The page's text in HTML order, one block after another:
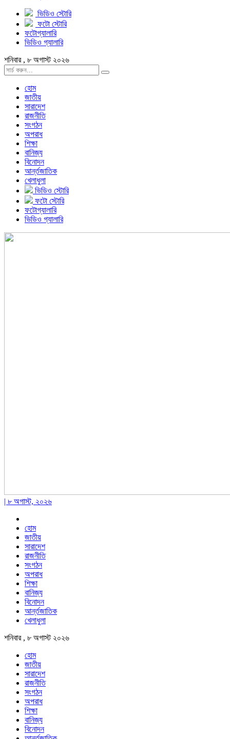
ভিডিও স্টোরি
ফটো স্টোরি
ফটোগ্যালারি
ভিডিও গ্যালারি
শনিবার , ৮ অগাস্ট ২০২৬
হোম
জাতীয়
সারাদেশ
রাজনীতি
সংগঠন
অপরাধ
শিক্ষা
বানিজ্য
বিনোদন
আর্ন্তজাতিক
খেলাধুলা
ভিডিও স্টোরি
ফটো স্টোরি
ফটোগ্যালারি
ভিডিও গ্যালারি
| ৮ অগাস্ট, ২০২৬
হোম
জাতীয়
সারাদেশ
রাজনীতি
সংগঠন
অপরাধ
শিক্ষা
বানিজ্য
বিনোদন
আর্ন্তজাতিক
খেলাধুলা
শনিবার , ৮ অগাস্ট ২০২৬
হোম
জাতীয়
সারাদেশ
রাজনীতি
সংগঠন
অপরাধ
শিক্ষা
বানিজ্য
বিনোদন